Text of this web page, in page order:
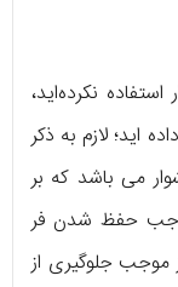
نکرده‌اید،
اید؛ لازم به ذکر
می باشد که بر
حفظ شدن فر
موجب جلوگیری از